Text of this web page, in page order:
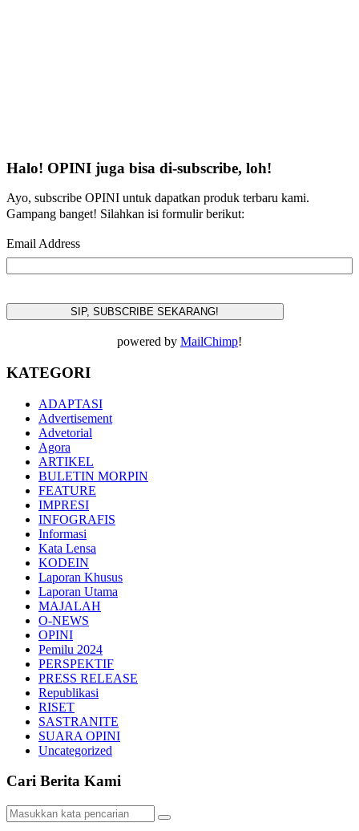
Halo! OPINI juga bisa di-subscribe, loh!
Ayo, subscribe OPINI untuk dapatkan produk terbaru kami.
Gampang banget! Silahkan isi formulir berikut:
Email Address
powered by MailChimp!
KATEGORI
ADAPTASI
Advertisement
Advetorial
Agora
ARTIKEL
BULETIN MORPIN
FEATURE
IMPRESI
INFOGRAFIS
Informasi
Kata Lensa
KODEIN
Laporan Khusus
Laporan Utama
MAJALAH
O-NEWS
OPINI
Pemilu 2024
PERSPEKTIF
PRESS RELEASE
Republikasi
RISET
SASTRANITE
SUARA OPINI
Uncategorized
Cari Berita Kami